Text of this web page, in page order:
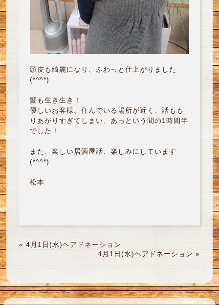
頭皮も綺麗になり、ふわっと仕上がりました
(*^^*)
髪も生き生き！
優しいお客様。住んでいる場所が近く、話もも
りあがりすぎてしまい、あっという間の1時間半
でした！
また、楽しい居酒屋話、楽しみにしています
(*^^*)
松本
« 4月1日(水)ヘアドネーション
4月1日(水)ヘアドネーション »